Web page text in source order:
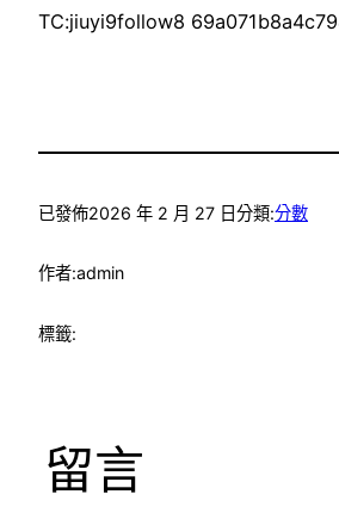
TC:jiuyi9follow8
已發佈2026 年 2 月 27 日分類:分數
作者:admin
標籤:
留言